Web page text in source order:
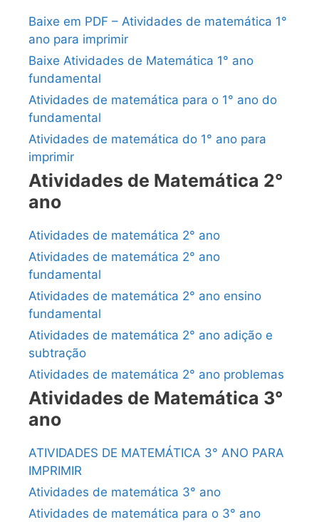
Baixe em PDF – Atividades de matemática 1°
ano para imprimir
Baixe Atividades de Matemática 1° ano
fundamental
Atividades de matemática para o 1° ano do
fundamental
Atividades de matemática do 1° ano para
imprimir
Atividades de Matemática 2°
ano
Atividades de matemática 2° ano
Atividades de matemática 2° ano
fundamental
Atividades de matemática 2° ano ensino
fundamental
Atividades de matemática 2° ano adição e
subtração
Atividades de matemática 2° ano problemas
Atividades de Matemática 3°
ano
ATIVIDADES DE MATEMÁTICA 3° ANO PARA
IMPRIMIR
Atividades de matemática 3° ano
Atividades de matemática para o 3° ano